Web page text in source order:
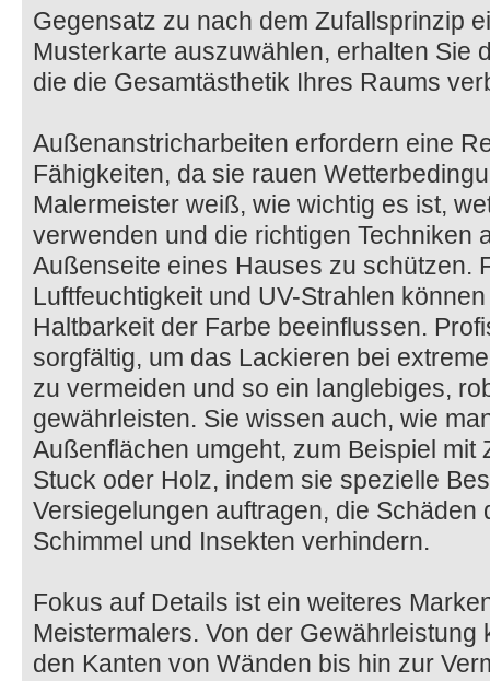
Gegensatz zu nach dem Zufallsprinzip
Musterkarte auszuwählen, erhalten Sie
die die Gesamtästhetik Ihres Raums
Außenanstricharbeiten erfordern eine
Fähigkeiten, da sie rauen
Malermeister weiß, wie wichtig es ist,
verwenden und die richtigen Techniken
Außenseite eines Hauses zu schützen.
Luftfeuchtigkeit und UV-Strahlen
Haltbarkeit der Farbe beeinflussen.
sorgfältig, um das Lackieren bei
zu vermeiden und so ein langlebiges,
gewährleisten. Sie wissen auch, wie
Außenflächen umgeht, zum Beispiel mit
Stuck oder Holz, indem sie spezielle
Versiegelungen auftragen, die Schäden
Schimmel und Insekten verhindern.
Fokus auf Details ist ein weiteres
Meistermalers. Von der Gewährleistung
den Kanten von Wänden bis hin zur